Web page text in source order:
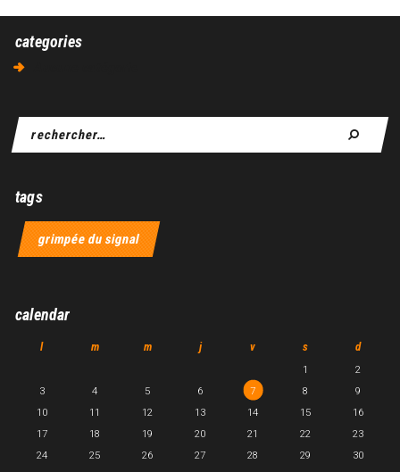
categories
tags
grimpée du signal
calendar
l m m j v s d
1
2
3
4 5 6 7 8
9
10
11 12 13 14 15
16
17
18 19 20 21 22
23
24
25 26 27 28 29
30